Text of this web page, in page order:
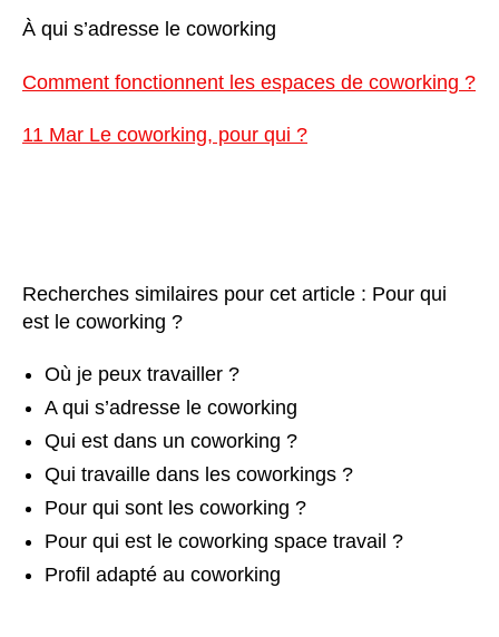
À qui s’adresse le coworking
Comment fonctionnent les espaces de coworking ?
11 Mar Le coworking, pour qui ?
Recherches similaires pour cet article : Pour qui
est le coworking ?
Où je peux travailler ?
A qui s’adresse le coworking
Qui est dans un coworking ?
Qui travaille dans les coworkings ?
Pour qui sont les coworking ?
Pour qui est le coworking space travail ?
Profil adapté au coworking